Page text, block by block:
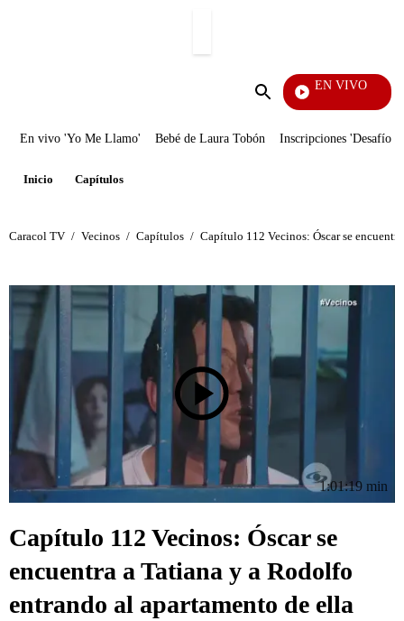
Enviar
EN VIVO
En vivo 'Yo Me Llamo' Bebé de Laura Tobón Inscripciones 'Desafío'
Inicio Capítulos
Caracol TV / Vecinos / Capítulos / Capítulo 112 Vecinos: Óscar se
1:01:19 min
Capítulo 112 Vecinos: Óscar se
encuentra a Tatiana y a Rodolfo
entrando al apartamento de ella